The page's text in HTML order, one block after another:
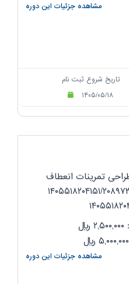
مشاهده جزئیات این دوره
تاریخ شروع ثبت نام
۱۴۰۵/۰۵/۱۸
تمرینات انعطاف
مشترک-کرمان-۱۴۰۵۵۱۸۲۰۴۱۵۱/۲۰۸۹۷۳
۲۰۸۹۷۳
ریال
ریال
مشاهده جزئیات این دوره